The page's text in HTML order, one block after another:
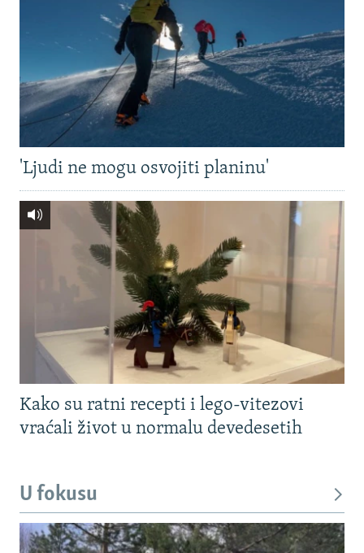
'Ljudi ne mogu osvojiti planinu'
Kako su ratni recepti i lego-vitezovi
vraćali život u normalu devedesetih
U fokusu